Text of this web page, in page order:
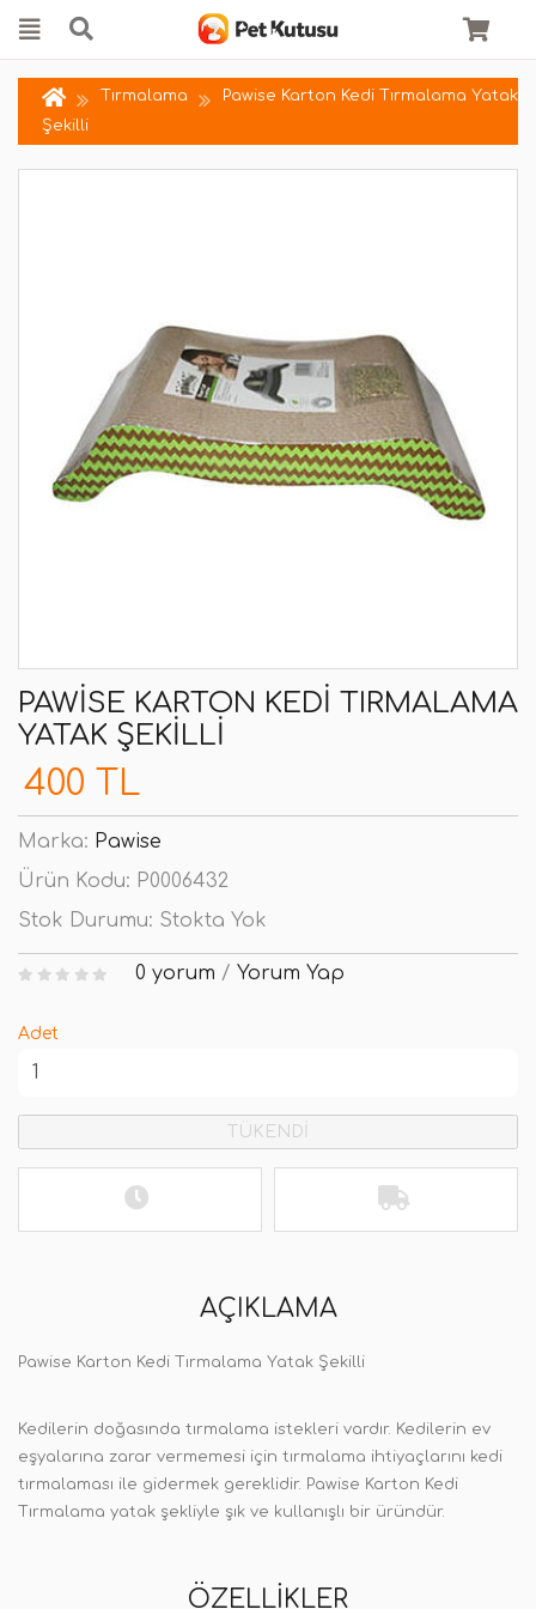
Tırmalama
Pawise Karton Kedi Tırmalama Yatak
Şekilli
PAWISE KARTON KEDI TIRMALAMA
YATAK ŞEKILLI
400 TL
Marka: Pawise
Ürün Kodu: P0006432
Stok Durumu: Stokta Yok
0 yorum / Yorum Yap
Adet
TÜKENDİ
AÇIKLAMA
Pawise Karton Kedi Tırmalama Yatak Şekilli
Kedilerin doğasında tırmalama istekleri vardır. Kedilerin ev
eşyalarına zarar vermemesi için tırmalama ihtiyaçlarını kedi
tırmalaması ile gidermek gereklidir. Pawise Karton Kedi
Tırmalama yatak şekliyle şık ve kullanışlı bir üründür.
ÖZELLIKLER